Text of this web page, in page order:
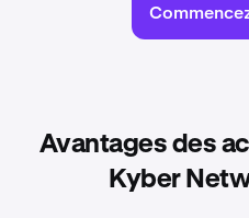
Avantages des
Kyber